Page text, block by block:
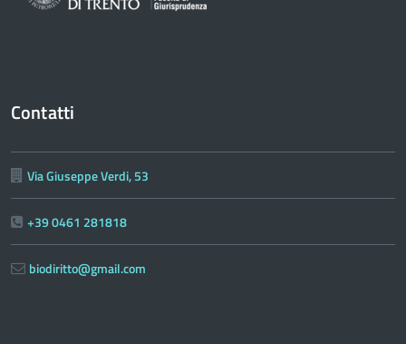
Contatti
Via Giuseppe Verdi, 53
+39 0461 281818
biodiritto@gmail.com